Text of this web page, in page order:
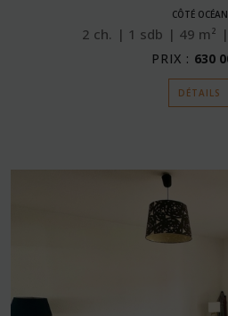
CÔTÉ OCÉAN
2 ch. 1 sdb 49 m²
PRIX : 630
DÉTAILS